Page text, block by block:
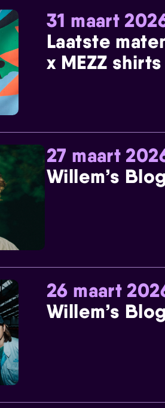
31 maart
Laatste
x MEZZ shirts
27 maart
Willem’s
26 maart
Willem’s